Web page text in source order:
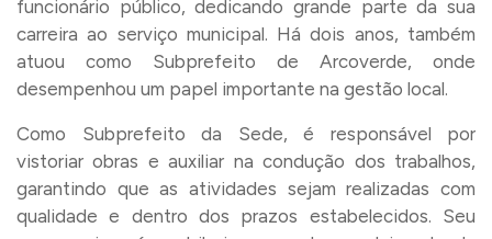
funcionário público, dedicando grande parte da sua
carreira ao serviço municipal. Há dois anos, também
atuou como Subprefeito de Arcoverde, onde
desempenhou um papel importante na gestão local.
Como Subprefeito da Sede, é responsável por
vistoriar obras e auxiliar na condução dos trabalhos,
garantindo que as atividades sejam realizadas com
qualidade e dentro dos prazos estabelecidos. Seu